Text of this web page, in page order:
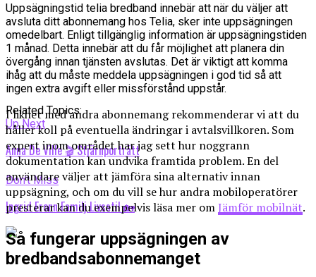
Related Topics:
Up Next
Anna De Ville 🎬 Stjärnporträtt
Don't Miss
Ingrid Eronn Familj Livsstil 🏡
Uppsägningstid telia bredband innebär att när du väljer att
avsluta ditt abonnemang hos Telia, sker inte uppsägningen
omedelbart. Enligt tillgänglig information är uppsägningstiden
1 månad. Detta innebär att du får möjlighet att planera din
övergång innan tjänsten avslutas. Det är viktigt att komma
ihåg att du måste meddela uppsägningen i god tid så att
ingen extra avgift eller missförstånd uppstår.
I likhet med andra abonnemang rekommenderar vi att du
håller koll på eventuella ändringar i avtalsvillkoren. Som
expert inom området har jag sett hur noggrann
dokumentation kan undvika framtida problem. En del
användare väljer att jämföra sina alternativ innan
uppsägning, och om du vill se hur andra mobiloperatörer
presterar kan du exempelvis läsa mer omJämför mobilnät.
Så fungerar uppsägningen av
bredbandsabonnemanget